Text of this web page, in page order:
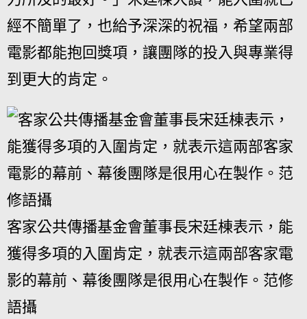
經不簡單了，也給予深深的祝福，希望兩部
電影都能抱回獎項，讓團隊的投入與專業得
到更大的肯定。
客家公共傳播基金會董事長宋廷棟表示，能
獲得多項的入圍肯定，就表示這兩部客家電
影的幕前、幕後團隊是很用心在製作。范修
語攝